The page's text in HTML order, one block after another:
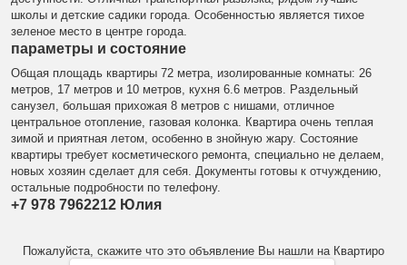
школы и детские садики города. Особенностью является тихое
зеленое место в центре города.
параметры и состояние
Общая площадь квартиры 72 метра, изолированные комнаты: 26
метров, 17 метров и 10 метров, кухня 6.6 метров. Раздельный
санузел, большая прихожая 8 метров с нишами, отличное
центральное отопление, газовая колонка. Квартира очень теплая
зимой и приятная летом, особенно в знойную жару. Состояние
квартиры требует косметического ремонта, специально не делаем,
новых хозяин сделает для себя. Документы готовы к отчуждению,
остальные подробности по телефону.
+7 978 7962212 Юлия
Пожалуйста, скажите что это объявление Вы нашли на Квартиро